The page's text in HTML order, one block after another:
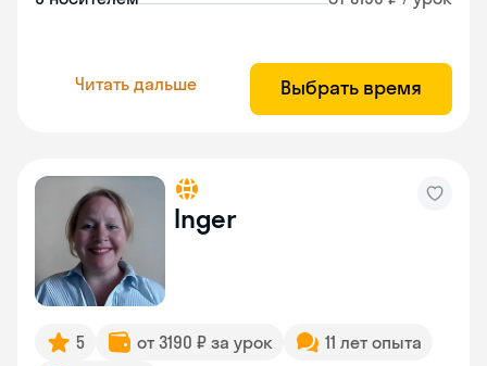
Читать дальше Выбрать время
Inger
5 от 3190 ₽ за урок
11 лет опыта